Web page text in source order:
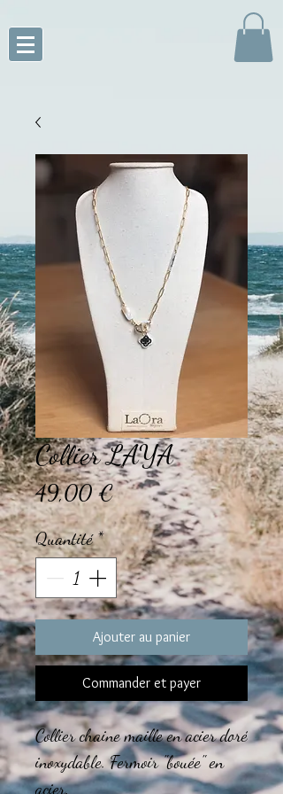
Collier LAYA
49,00 €Prix
Quantité*
Ajouter au panier
Commander et payer
Collier chaine maille en acier doré
inoxydable. Fermoir "bouée" en
acier.